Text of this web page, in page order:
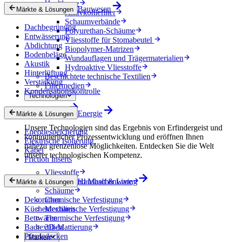
Healthcare
Aktivkohlefilter
Schaumverbände
Polyurethan-Schäume
Vliesstoffe für Stomabeutel
Biopolymer-Matrizen
Wundauflagen und Trägermaterialien
Hydroaktive Vliesstoffe
Beschichtete technische Textilien
Filtermedien
Technologien
Technologien
Unsere Technologien sind das Ergebnis von Erfindergeist und
kontinuierlicher Prozessentwicklung und eröffnen Ihnen
nahezu grenzenlose Möglichkeiten. Entdecken Sie die Welt
unserer technologischen Kompetenz.
Vliesstoffe
Gewebe und Maschenware
Schäume
Chemische Verfestigung
Mechanische Verfestigung
Thermische Verfestigung
3D-Mattierung
Marken
Märkte & Lösungen Bauwesen
Dachbegrünung
Entwässerung
Abdichtung
Bodenbeläge
Akustik
Hinterlüftung
Verstärkung
Kondensationskontrolle
Märkte & Lösungen Energie
Energiespeicherung
Elektrische Isolierung
Kabel
Friction Inserts
Märkte & Lösungen Haushalt & Living
Dekoration
Küchentextilien
Bettwaren
Badtextilien
Pferdedecken